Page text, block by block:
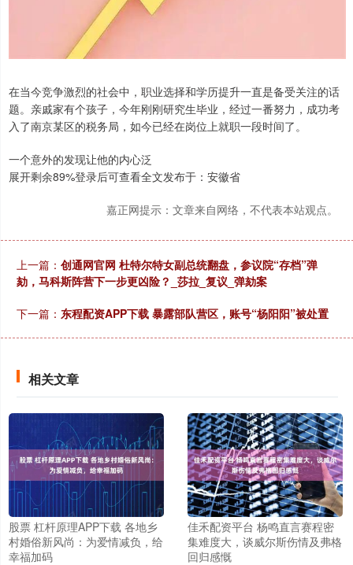
在当今竞争激烈的社会中，职业选择和学历提升一直是备受关注的话
题。亲戚家有个孩子，今年刚刚研究生毕业，经过一番努力，成功考
入了南京某区的税务局，如今已经在岗位上就职一段时间了。
一个意外的发现让他的内心泛
展开剩余89%登录后可查看全文发布于：安徽省
嘉正网提示：文章来自网络，不代表本站观点。
上一篇： 创通网官网 杜特尔特女副总统翻盘，参议院“存档”弹
劾，马科斯阵营下一步更凶险？_莎拉_复议_弹劾案
下一篇： 东程配资APP下载 暴露部队营区，账号“杨阳阳”被处置
相关文章
股票 杠杆原理APP下载 各地乡
村婚俗新风尚：为爱情减负，给
幸福加码
佳禾配资平台 杨鸣直言赛程密
集难度大，谈威尔斯伤情及弗格
回归感慨